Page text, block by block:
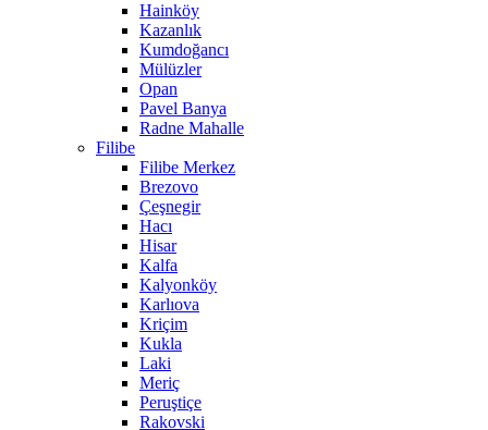
Hainköy
Kazanlık
Kumdoğancı
Mülüzler
Opan
Pavel Banya
Radne Mahalle
Filibe
Filibe Merkez
Brezovo
Çeşnegir
Hacı
Hisar
Kalfa
Kalyonköy
Karlıova
Kriçim
Kukla
Laki
Meriç
Peruştiçe
Rakovski